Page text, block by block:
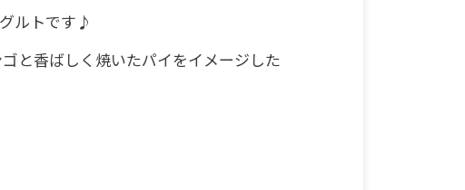
ルトです♪
と香ばしく焼いたパイをイメージした